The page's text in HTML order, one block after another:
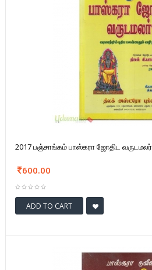
2017 பஞ்சாங்கம் பாஸ்கரா ஜோதிட வருடமலர்
600.00
ADD TO CART